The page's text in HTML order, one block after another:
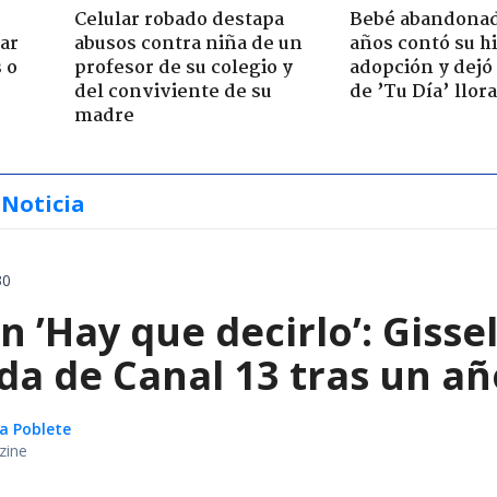
o
Celular robado destapa
abusos contra niña de un
profesor de su colegio y
del conviviente de su
madre
Bebé
años contó su
adopción y
de ’Tu Día’
Noticia
’Hay que decirlo’:
de Canal 13 tras un
Poblete